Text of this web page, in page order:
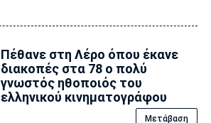
Πέθανε στη Λέρο όπου έκανε
διακοπές στα 78 ο πολύ
γνωστός ηθοποιός του
ελληνικού κινηματογράφου
Μετάβαση